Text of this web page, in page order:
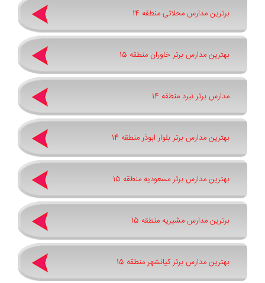
برترین مدارس محلاتی منطقه 14
بهترین مدارس برتر خاوران منطقه 15
مدارس برتر نبرد منطقه 14
بهترین مدارس برتر بلوار ابوذر منطقه 14
بهترین مدارس برتر مسعودیه منطقه 15
برترین مدارس مشیریه منطقه 15
بهترین مدارس برتر کیانشهر منطقه 15